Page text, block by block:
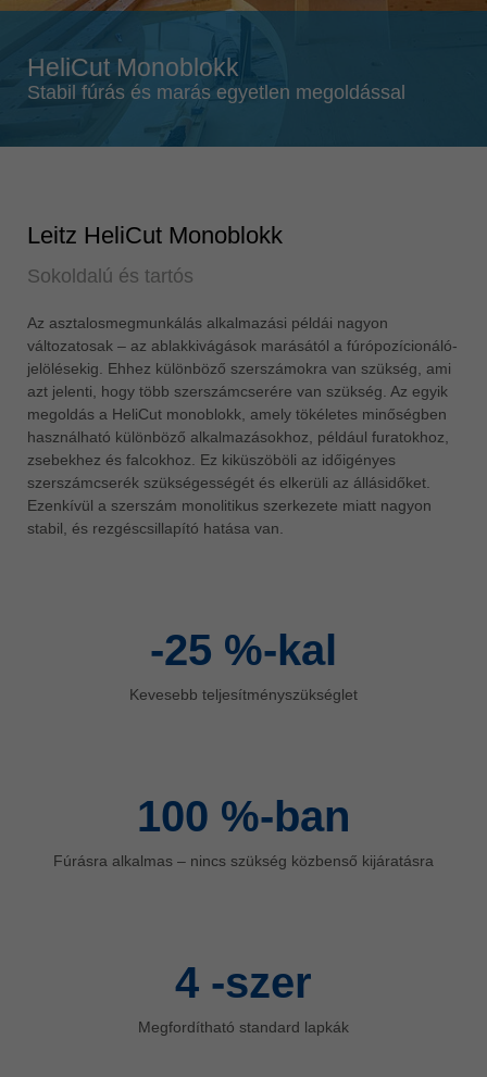
Singapore
Slovenija
slovenski
Suomi
türkçe
USA
english
Việt Nam
tiếng việt
中国
中文
ประเทศไทย
ไทย
HeliCut Monoblokk
Stabil fúrás és marás egyetlen megoldással
Leitz HeliCut Monoblokk
Sokoldalú és tartós
Az asztalosmegmunkálás alkalmazási példái nagyon
változatosak – az ablakkivágások marásától a fúrópozícionáló-
jelölésekig. Ehhez különböző szerszámokra van szükség, ami
azt jelenti, hogy több szerszámcserére van szükség. Az egyik
megoldás a HeliCut monoblokk, amely tökéletes minőségben
használható különböző alkalmazásokhoz, például furatokhoz,
zsebekhez és falcokhoz. Ez kiküszöböli az időigényes
szerszámcserék szükségességét és elkerüli az állásidőket.
Ezenkívül a szerszám monolitikus szerkezete miatt nagyon
stabil, és rezgéscsillapító hatása van.
-25 %-kal
Kevesebb teljesítményszükséglet
100 %-ban
Fúrásra alkalmas – nincs szükség közbenső kijáratásra
4 -szer
Megfordítható standard lapkák